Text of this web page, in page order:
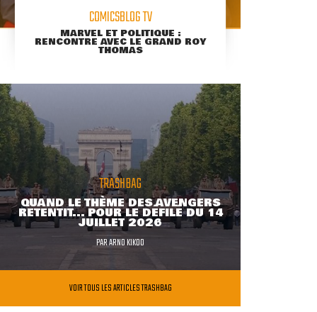
COMICSBLOG TV
MARVEL ET POLITIQUE :
RENCONTRE AVEC LE GRAND ROY
THOMAS
TRASHBAG
QUAND LE THÈME DES AVENGERS
RETENTIT... POUR LE DÉFILÉ DU 14
JUILLET 2026
PARARNO KIKOO
VOIR TOUS LES ARTICLES TRASHBAG